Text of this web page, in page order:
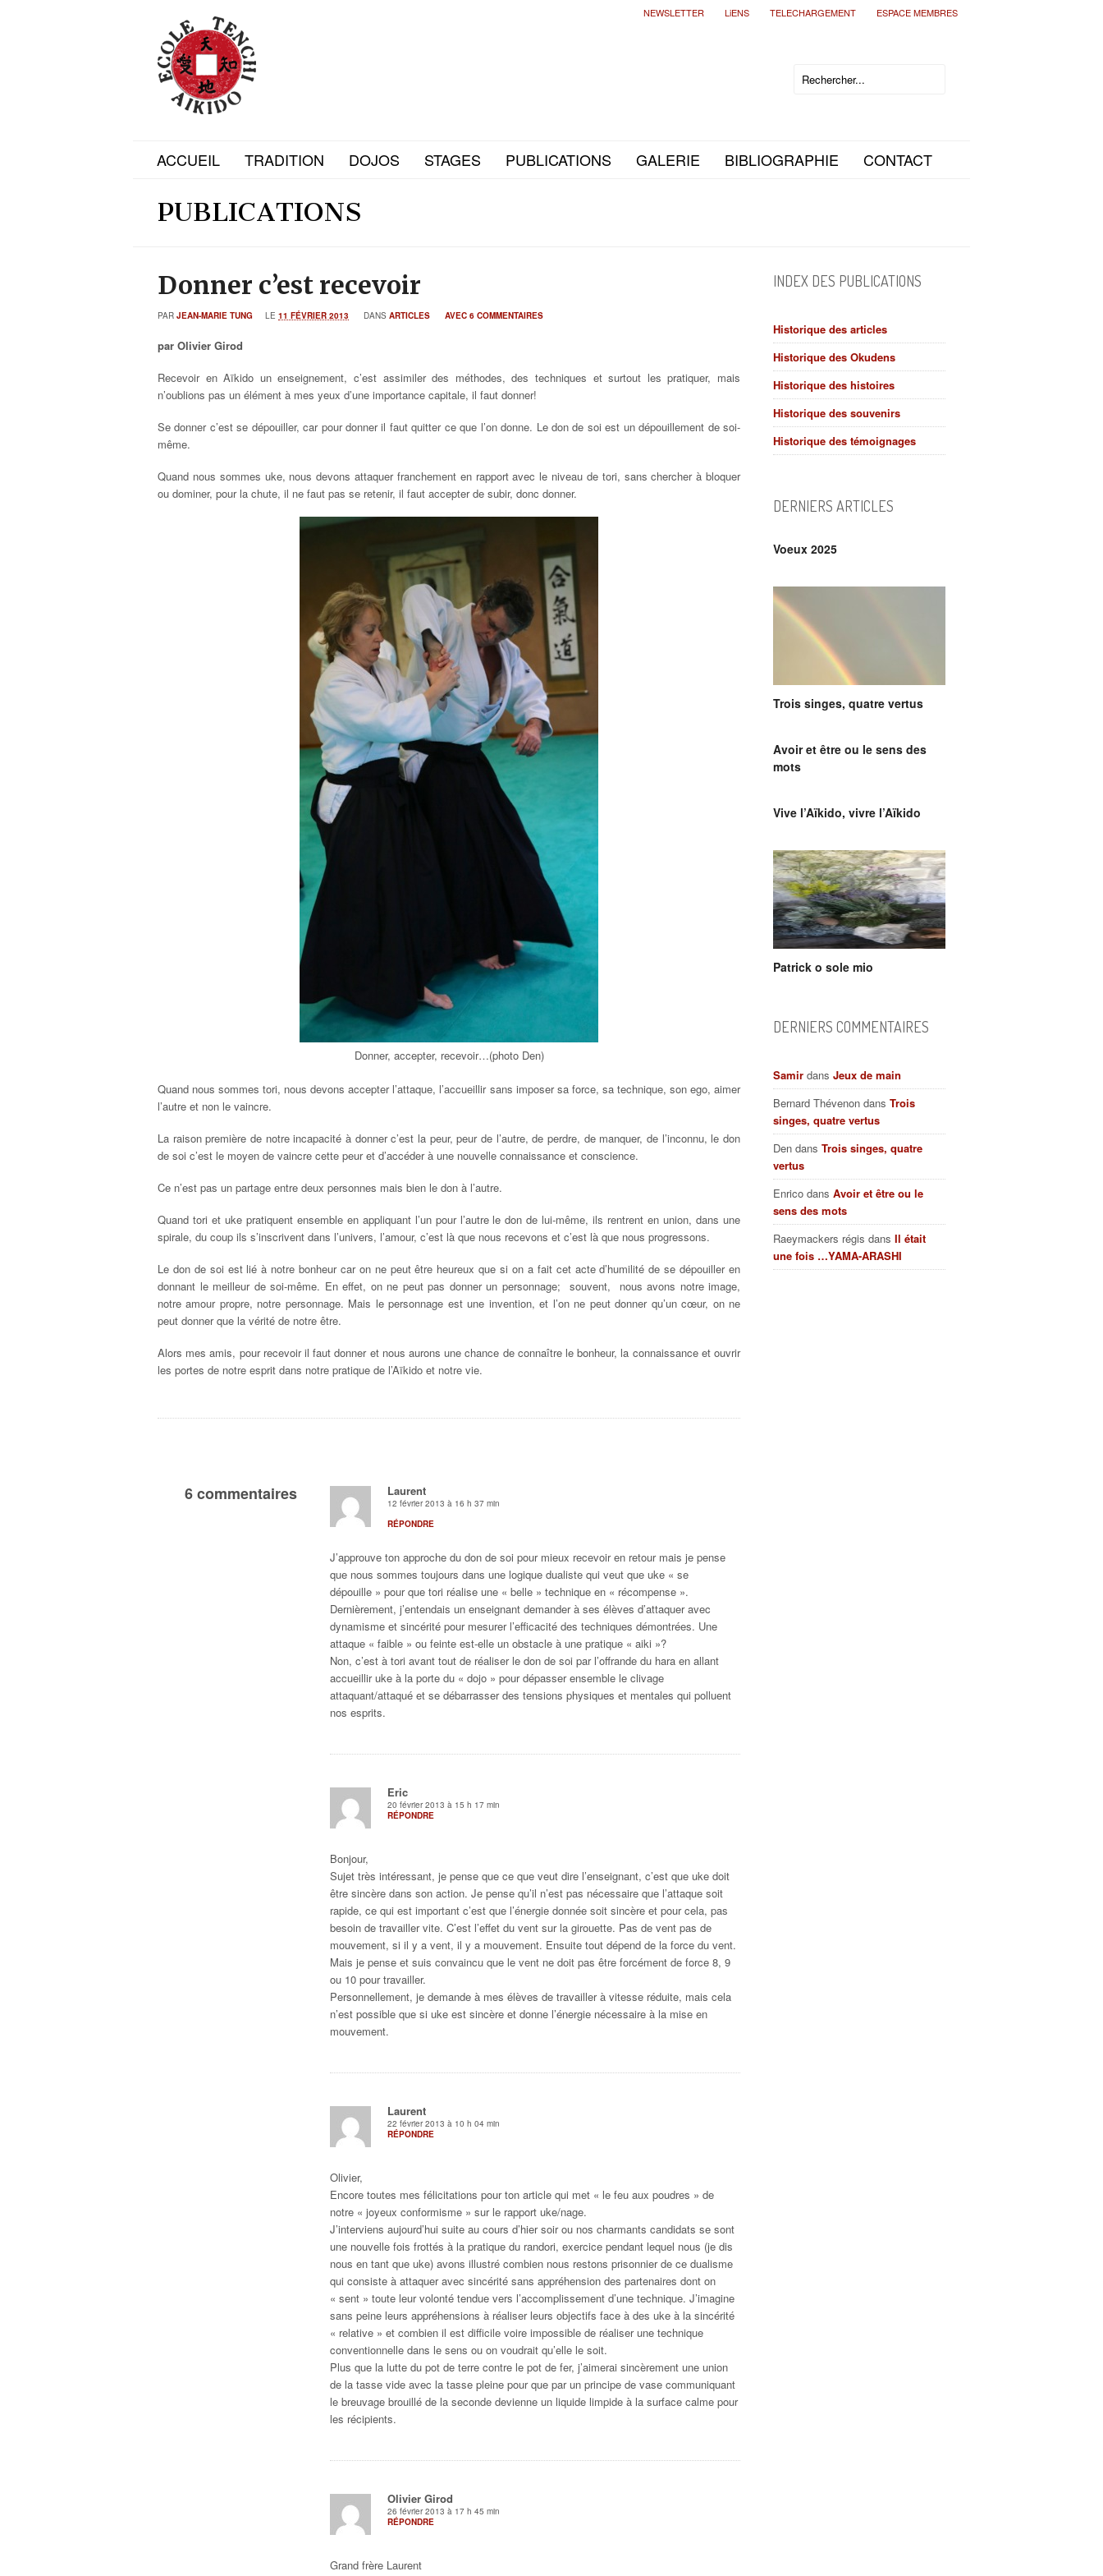
NEWSLETTER LiENS TELECHARGEMENT ESPACE MEMBRES
ACCUEIL TRADITION DOJOS STAGES PUBLICATIONS GALERIE BIBLIOGRAPHIE CONTACT
PUBLICATIONS
Donner c’est recevoir
PAR JEAN-MARIE TUNG LE 11 FÉVRIER 2013 DANS ARTICLES AVEC 6 COMMENTAIRES
par Olivier Girod
Recevoir en Aïkido un enseignement, c’est assimiler des méthodes, des techniques et surtout les pratiquer, mais
n’oublions pas un élément à mes yeux d’une importance capitale, il faut donner!
Se donner c’est se dépouiller, car pour donner il faut quitter ce que l’on donne. Le don de soi est un dépouillement de soi-
même.
Quand nous sommes uke, nous devons attaquer franchement en rapport avec le niveau de tori, sans chercher à bloquer
ou dominer, pour la chute, il ne faut pas se retenir, il faut accepter de subir, donc donner.
Donner, accepter, recevoir…(photo Den)
Quand nous sommes tori, nous devons accepter l’attaque, l’accueillir sans imposer sa force, sa technique, son ego, aimer
l’autre et non le vaincre.
La raison première de notre incapacité à donner c’est la peur, peur de l’autre, de perdre, de manquer, de l’inconnu, le don
de soi c’est le moyen de vaincre cette peur et d’accéder à une nouvelle connaissance et conscience.
Ce n’est pas un partage entre deux personnes mais bien le don à l’autre.
Quand tori et uke pratiquent ensemble en appliquant l’un pour l’autre le don de lui-même, ils rentrent en union, dans une
spirale, du coup ils s’inscrivent dans l’univers, l’amour, c’est là que nous recevons et c’est là que nous progressons.
Le don de soi est lié à notre bonheur car on ne peut être heureux que si on a fait cet acte d’humilité de se dépouiller en
donnant le meilleur de soi-même. En effet, on ne peut pas donner un personnage; souvent, nous avons notre image,
notre amour propre, notre personnage. Mais le personnage est une invention, et l’on ne peut donner qu’un cœur, on ne
peut donner que la vérité de notre être.
Alors mes amis, pour recevoir il faut donner et nous aurons une chance de connaître le bonheur, la connaissance et ouvrir
les portes de notre esprit dans notre pratique de l’Aïkido et notre vie.
6 commentaires Laurent
12 février 2013 à 16 h 37 min
J’approuve ton approche du don de soi pour mieux recevoir en retour mais je pense
que nous sommes toujours dans une logique dualiste qui veut que uke « se
dépouille » pour que tori réalise une « belle » technique en « récompense ».
Dernièrement, j’entendais un enseignant demander à ses élèves d’attaquer avec
dynamisme et sincérité pour mesurer l’efficacité des techniques démontrées. Une
attaque « faible » ou feinte est-elle un obstacle à une pratique « aiki »?
Non, c’est à tori avant tout de réaliser le don de soi par l’offrande du hara en allant
accueillir uke à la porte du « dojo » pour dépasser ensemble le clivage
attaquant/attaqué et se débarrasser des tensions physiques et mentales qui polluent
nos esprits.
RÉPONDRE
Eric
20 février 2013 à 15 h 17 min
Bonjour,
Sujet très intéressant, je pense que ce que veut dire l’enseignant, c’est que uke doit
être sincère dans son action. Je pense qu’il n’est pas nécessaire que l’attaque soit
rapide, ce qui est important c’est que l’énergie donnée soit sincère et pour cela, pas
besoin de travailler vite. C’est l’effet du vent sur la girouette. Pas de vent pas de
mouvement, si il y a vent, il y a mouvement. Ensuite tout dépend de la force du vent.
Mais je pense et suis convaincu que le vent ne doit pas être forcément de force 8, 9
ou 10 pour travailler.
Personnellement, je demande à mes élèves de travailler à vitesse réduite, mais cela
n’est possible que si uke est sincère et donne l’énergie nécessaire à la mise en
mouvement.
RÉPONDRE
Laurent
22 février 2013 à 10 h 04 min
Olivier,
Encore toutes mes félicitations pour ton article qui met « le feu aux poudres » de
notre « joyeux conformisme » sur le rapport uke/nage.
J’interviens aujourd’hui suite au cours d’hier soir ou nos charmants candidats se sont
une nouvelle fois frottés à la pratique du randori, exercice pendant lequel nous (je dis
nous en tant que uke) avons illustré combien nous restons prisonnier de ce dualisme
qui consiste à attaquer avec sincérité sans appréhension des partenaires dont on
« sent » toute leur volonté tendue vers l’accomplissement d’une technique. J’imagine
sans peine leurs appréhensions à réaliser leurs objectifs face à des uke à la sincérité
« relative » et combien il est difficile voire impossible de réaliser une technique
conventionnelle dans le sens ou on voudrait qu’elle le soit.
Plus que la lutte du pot de terre contre le pot de fer, j’aimerai sincèrement une union
de la tasse vide avec la tasse pleine pour que par un principe de vase communiquant
le breuvage brouillé de la seconde devienne un liquide limpide à la surface calme pour
les récipients.
RÉPONDRE
Olivier Girod
26 février 2013 à 17 h 45 min
Grand frère Laurent
RÉPONDRE
INDEX DES PUBLICATIONS
Historique des articles
Historique des Okudens
Historique des histoires
Historique des souvenirs
Historique des témoignages
DERNIERS ARTICLES
Voeux 2025
Trois singes, quatre vertus
Avoir et être ou le sens des
mots
Vive l’Aïkido, vivre l’Aïkido
Patrick o sole mio
DERNIERS COMMENTAIRES
Samir dans Jeux de main
Bernard Thévenon dans Trois
singes, quatre vertus
Den dans Trois singes, quatre
vertus
Enrico dans Avoir et être ou le
sens des mots
Raeymackers régis dans Il était
une fois …YAMA-ARASHI